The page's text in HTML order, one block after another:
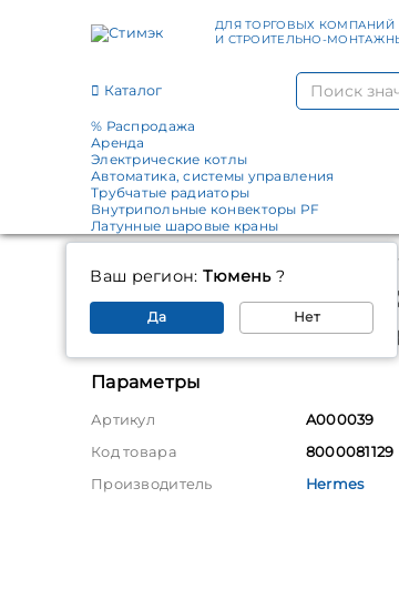
ДЛЯ ТОРГОВЫХ КОМПАНИЙ
И СТРОИТЕЛЬНО-
Ваш регион: Тюмень?
Да Нет
Каталог
% Распродажа
Аренда
Электрические котлы
Автоматика, системы управления
Трубчатые радиаторы
Внутрипольные конвекторы PF
Латунные шаровые краны
Котельное
Пакет: котел
коаксиальный
Параметры
Артикул
A000039
Код товара
8000081129
Производитель
Hermes